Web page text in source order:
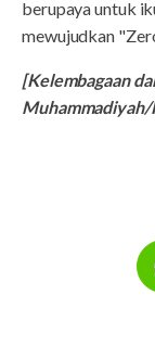
berupaya untuk
mewujudkan
[Kelembagaan
Muhammadiyah/